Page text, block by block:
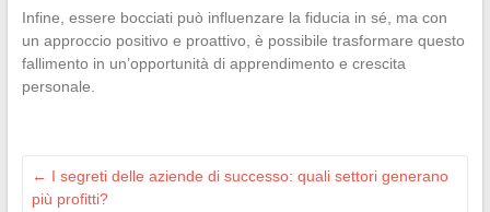
Infine, essere bocciati può influenzare la fiducia in sé, ma con
un approccio positivo e proattivo, è possibile trasformare questo
fallimento in un’opportunità di apprendimento e crescita
personale.
← I segreti delle aziende di successo: quali settori generano
più profitti?